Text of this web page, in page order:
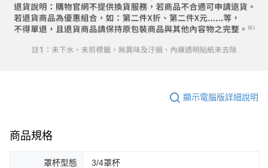
顯示電腦版詳細說明
商品規格
罩杯型態 3/4罩杯